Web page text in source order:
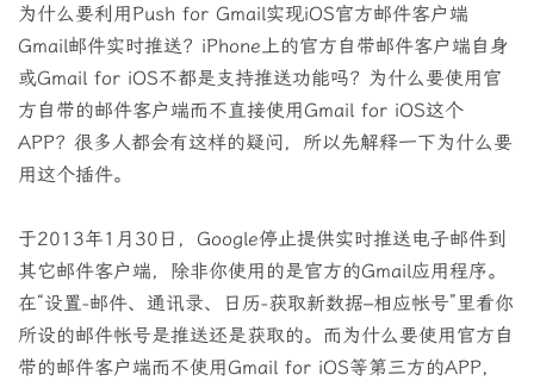
为什么要利用Push for Gmail实现iOS官方邮件客户端
Gmail邮件实时推送？iPhone上的官方自带邮件客户端自身
或Gmail for iOS不都是支持推送功能吗？为什么要使用官
方自带的邮件客户端而不直接使用Gmail for iOS这个
APP？很多人都会有这样的疑问，所以先解释一下为什么要
用这个插件。
于2013年1月30日，Google停止提供实时推送电子邮件到
其它邮件客户端，除非你使用的是官方的Gmail应用程序。
在“设置-邮件、通讯录、日历-获取新数据–相应帐号”里看你
所设的邮件帐号是推送还是获取的。而为什么要使用官方自
带的邮件客户端而不使用Gmail for iOS等第三方的APP，